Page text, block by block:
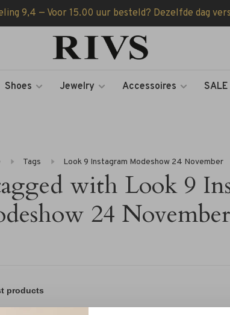
9,4 — Voor 15.00 uur besteld? Dezelfde dag
Shoes Jewelry Accessoires SALE
Tags Look 9 Instagram Modeshow 24 November
with Look 9
24 November